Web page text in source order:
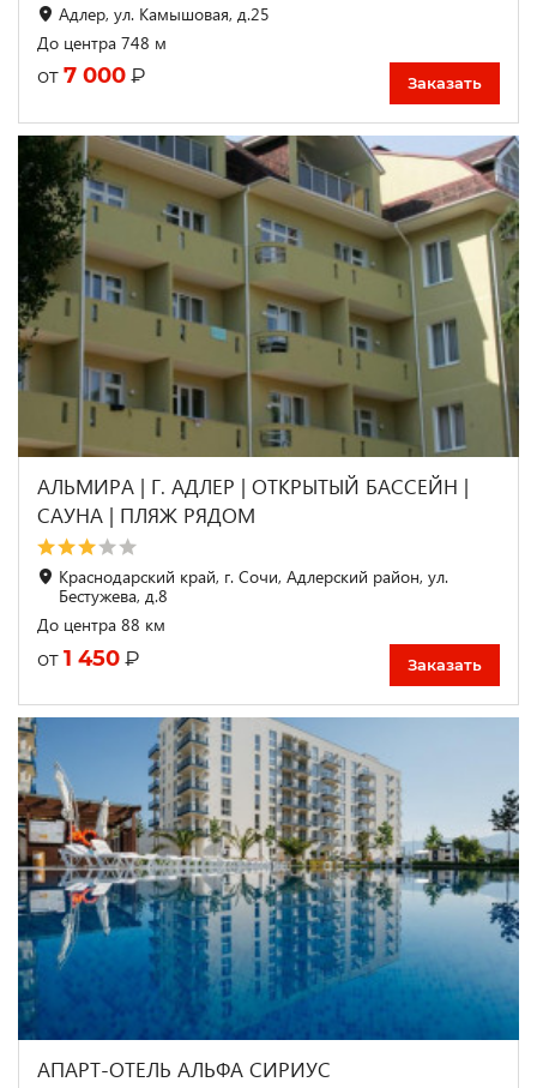
Адлер, ул. Камышовая, д.25
До центра 748 м
от 7 000 ₽ Заказать
АЛЬМИРА | Г. АДЛЕР | ОТКРЫТЫЙ БАССЕЙН |
CАУНА | ПЛЯЖ РЯДОМ
Краснодарский край, г. Сочи, Адлерский район, ул.
Бестужева, д.8
До центра 88 км
от 1 450 ₽ Заказать
АПАРТ-ОТЕЛЬ АЛЬФА СИРИУС